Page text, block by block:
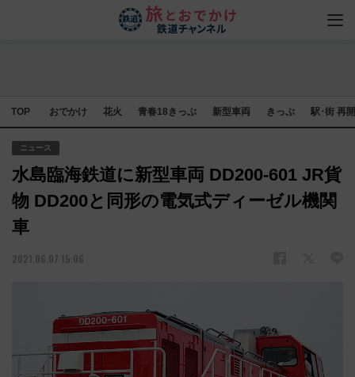
TOP おでかけ 花火 青春18きっぷ 新型車両 きっぷ 駅･街 再
ニュース
水島臨海鉄道に新型車両 DD200-601 JR貨
物 DD200と同形の電気式ディーゼル機関
車
2021.06.07 15:06